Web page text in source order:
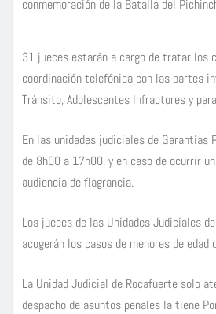
conmemoración de la Batalla del
31 jueces estarán a cargo de tratar los
coordinación telefónica con las partes
Tránsito, Adolescentes Infractores y
En las unidades judiciales de Garantías
de 8h00 a 17h00, y en caso de ocurrir
audiencia de flagrancia.
Los jueces de las Unidades Judiciales
acogerán los casos de menores de edad
La Unidad Judicial de Rocafuerte solo
despacho de asuntos penales la tiene